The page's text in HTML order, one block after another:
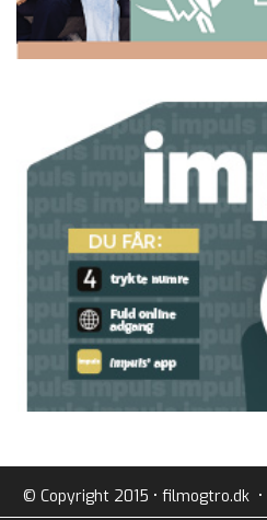
© Copyright 2015 • filmogtro.dk •